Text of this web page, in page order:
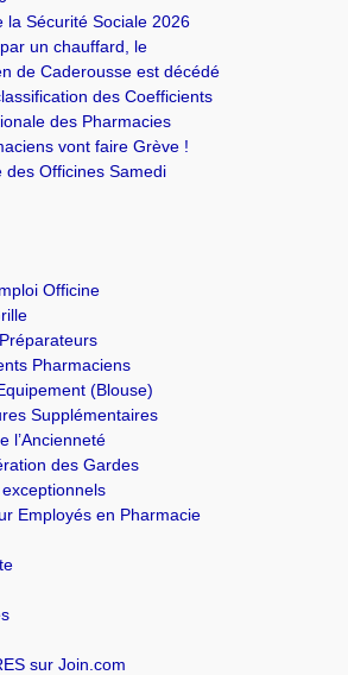
la Sécurité Sociale 2026
un chauffard, le
de Caderousse est décédé
des Coefficients
des Pharmacies
vont faire Grève !
des Officines Samedi
Officine
Pharmaciens
(Blouse)
Supplémentaires
l’Ancienneté
des Gardes
Employés en Pharmacie
sur Join.com